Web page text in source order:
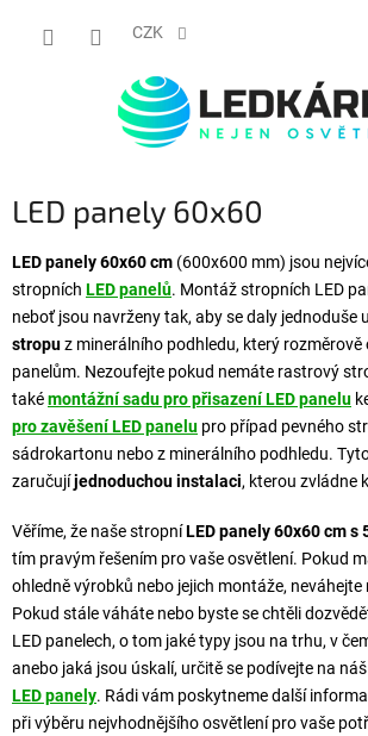
CZK
LED panely 60x60
LED panely 60x60 cm (600x600 mm) jsou
stropních LED panelů. Montáž stropních LED
neboť jsou navrženy tak, aby se daly jednoduše
stropuz minerálního podhledu, který
panelům. Nezoufejte pokud nemáte rastrový
takémontážní sadu pro přisazení LED panelu
pro zavěšení LED panelu pro případ pevného
sádrokartonu nebo z minerálního podhledu.
zaručujíjednoduchou instalaci, kterou zvládne
Věříme, že naše stropníLED panely 60x60 cm s
tím pravým řešením pro vaše osvětlení. Pokud
ohledně výrobků nebo jejich montáže,
Pokud stále váháte nebo byste se chtěli
LED panelech, o tom jaké typy jsou na trhu, v
anebo jaká jsou úskalí, určitě se podívejte na náš
LED panely. Rádi vám poskytneme další
při výběru nejvhodnějšího osvětlení pro vaše